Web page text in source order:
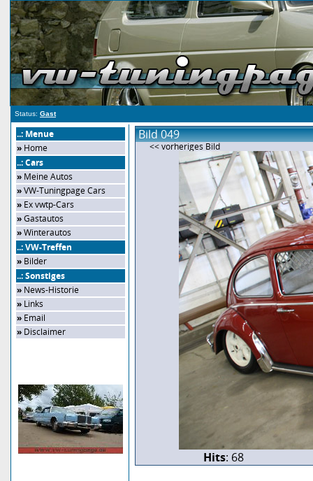
Status: Gast
..: Menue
» Home
..: Cars
» Meine Autos
»VW-Tuningpage Cars
» Ex vwtp-Cars
»Gastautos
»Winterautos
..: VW-Treffen
» Bilder
..: Sonstiges
» News-Historie
» Links
» Email
» Disclaimer
Bild 049
<< vorheriges Bild
Hits: 68